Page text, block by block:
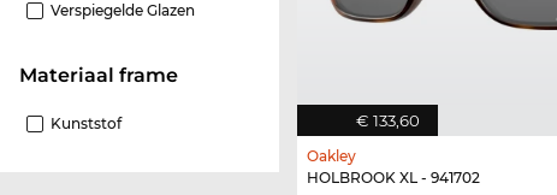
Verspiegelde Glazen
Materiaal frame
Kunststof € 133,60
Oakley
HOLBROOK XL - 941702